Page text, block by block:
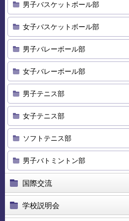
男子バスケットボール部
女子バスケットボール部
男子バレーボール部
女子バレーボール部
男子テニス部
女子テニス部
ソフトテニス部
男子バトミントン部
国際交流
学校説明会